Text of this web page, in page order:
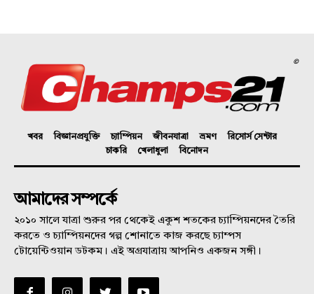
©
খবর বিজ্ঞানপ্রযুক্তি চ্যাম্পিয়ন জীবনযাত্রা ভ্রমণ
রিসোর্স সেন্টার
চাকরি
খেলাধুলা বিনোদন
আমাদের সম্পর্কে
২০১০ সালে যাত্রা শুরুর পর থেকেই একুশ শতকের চ্যাম্পিয়নদের তৈরি
করতে ও চ্যাম্পিয়নদের গল্প শোনাতে কাজ করছে চ্যাম্পস
টোয়েন্টিওয়ান ডটকম। এই অগ্রযাত্রায় আপনিও একজন সঙ্গী।